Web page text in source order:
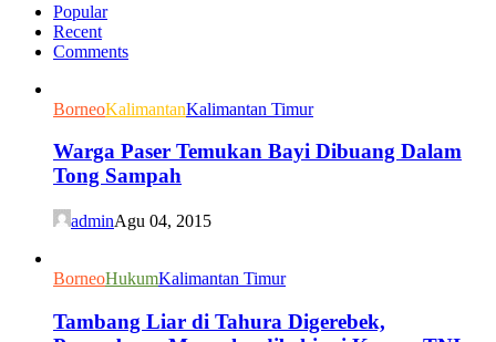
Popular
Recent
Comments
BorneoKalimantanKalimantan Timur
Warga Paser Temukan Bayi Dibuang Dalam
Tong Sampah
adminAgu 04, 2015
BorneoHukumKalimantan Timur
Tambang Liar di Tahura Digerebek,